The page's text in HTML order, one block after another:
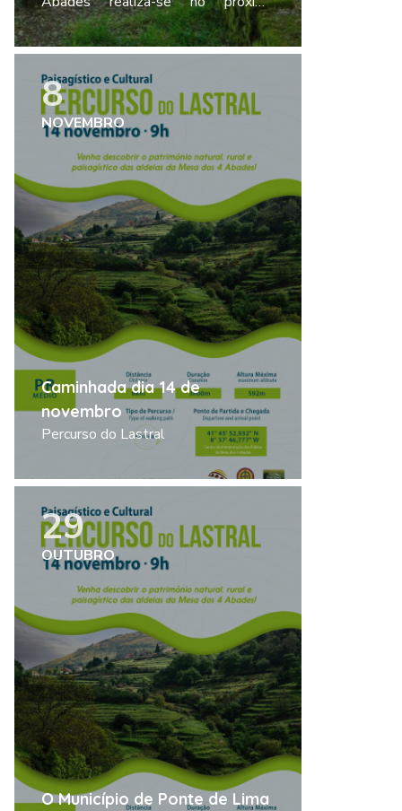
domingo, 19 de junho, a partir das 12
horas.
Ler mais
8
NOVEMBRO
Caminhada dia 14 de
novembro
Percurso do Lastral
Ler mais
29
OUTUBRO
O Município de Ponte de Lima